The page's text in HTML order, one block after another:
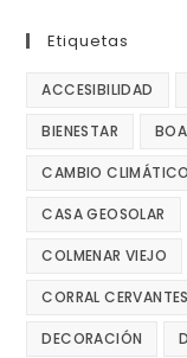
Etiquetas
ACCESIBILIDAD
BIENESTAR
CAMBIO CLIMÁTICO
CASA GEOSOLAR
COLMENAR VIEJO
CORRAL CERVANTES
DECORACIÓN